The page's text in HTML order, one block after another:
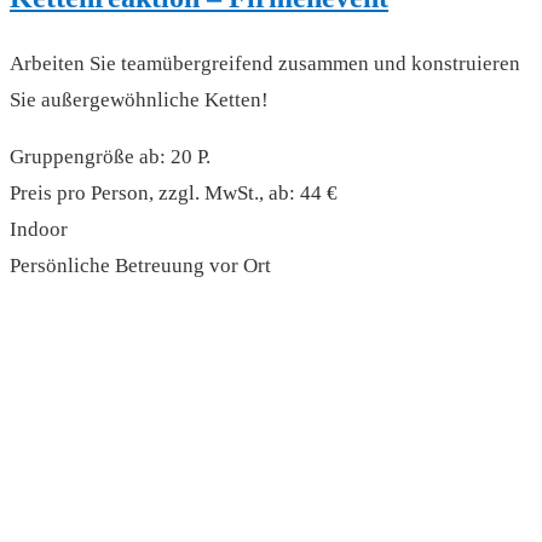
Arbeiten Sie teamübergreifend zusammen und konstruieren
Sie außergewöhnliche Ketten!
Gruppengröße ab: 20 P.
Preis pro Person, zzgl. MwSt., ab: 44 €
Indoor
Persönliche Betreuung vor Ort